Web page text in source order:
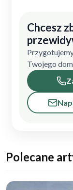
Chcesz
Twojego
Polecane